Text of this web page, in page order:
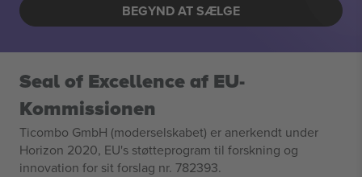
BEGYND AT SÆLGE
Seal of Excellence af EU-
Kommissionen
Ticombo GmbH (moderselskabet) er anerkendt under
Horizon 2020, EU's støtteprogram til forskning og
innovation for sit forslag nr. 782393.